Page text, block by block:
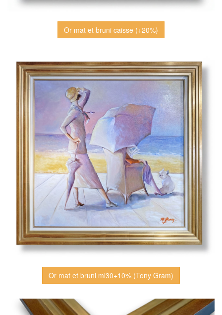
Or mat et bruni caisse (+20%)
Or mat et bruni ml30+10% (Tony Gram)